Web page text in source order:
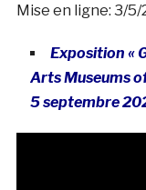
Mise en ligne: 3/5/
Exposition «
Arts Museums
5 septembre